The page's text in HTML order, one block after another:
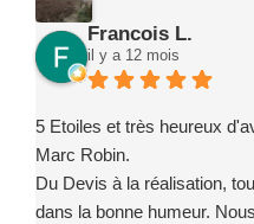
Francois L.
il y a 12 mois
5 Etoiles et très heureux
Marc Robin.
Du Devis à la réalisation,
dans la bonne humeur.